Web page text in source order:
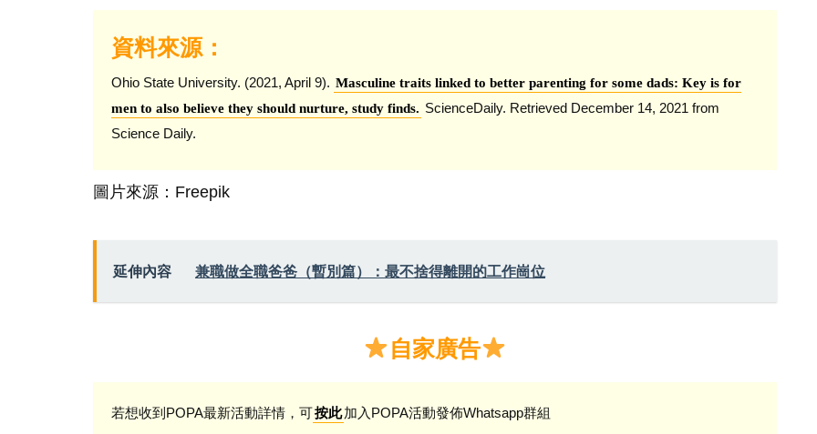
資料來源：
Ohio State University. (2021, April 9). Masculine traits linked to better parenting for some dads: Key is for
men to also believe they should nurture, study finds. ScienceDaily. Retrieved December 14, 2021 from
Science Daily.
圖片來源：Freepik
延伸內容 兼職做全職爸爸（暫別篇）：最不捨得離開的工作崗位
自家廣告
若想收到POPA最新活動詳情，可按此加入POPA活動發佈Whatsapp群組